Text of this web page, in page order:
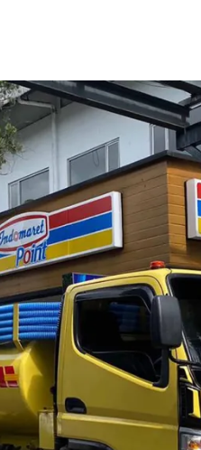
Sekitarnya
di rumah dan
muncul seperti septic
lingkungan menjadi
adalah dengan